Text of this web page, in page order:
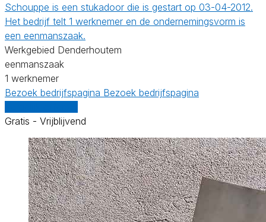
Schouppe is een stukadoor die is gestart op 03-04-2012.
Het bedrijf telt 1 werknemer en de ondernemingsvorm is
een eenmanszaak.
Werkgebied Denderhoutem
eenmanszaak
1 werknemer
Bezoek bedrijfspagina Bezoek bedrijfspagina
Gratis - Vrijblijvend